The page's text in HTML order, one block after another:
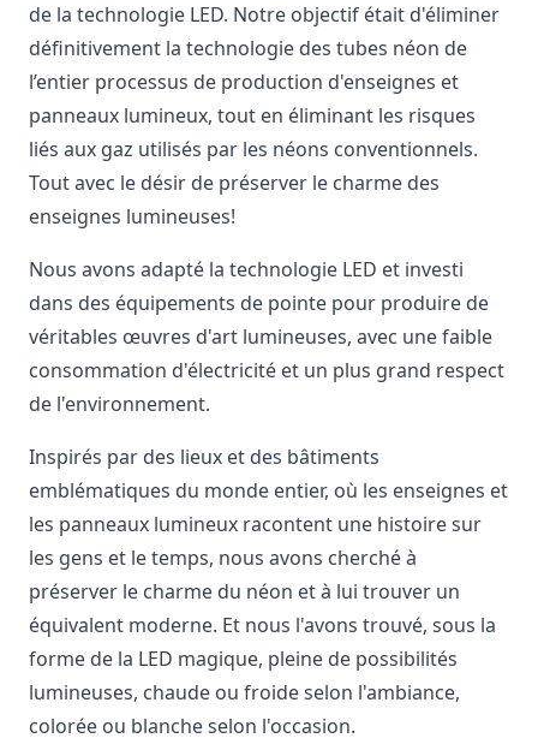
de la technologie LED. Notre objectif était d'éliminer
définitivement la technologie des tubes néon de
l’entier processus de production d'enseignes et
panneaux lumineux, tout en éliminant les risques
liés aux gaz utilisés par les néons conventionnels.
Tout avec le désir de préserver le charme des
enseignes lumineuses!
Nous avons adapté la technologie LED et investi
dans des équipements de pointe pour produire de
véritables œuvres d'art lumineuses, avec une faible
consommation d'électricité et un plus grand respect
de l'environnement.
Inspirés par des lieux et des bâtiments
emblématiques du monde entier, où les enseignes et
les panneaux lumineux racontent une histoire sur
les gens et le temps, nous avons cherché à
préserver le charme du néon et à lui trouver un
équivalent moderne. Et nous l'avons trouvé, sous la
forme de la LED magique, pleine de possibilités
lumineuses, chaude ou froide selon l'ambiance,
colorée ou blanche selon l'occasion.